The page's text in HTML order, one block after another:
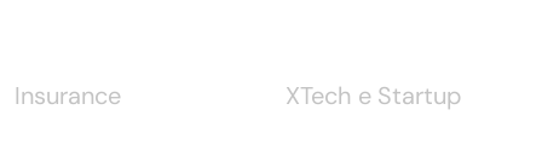
Insurance XTech e Startup